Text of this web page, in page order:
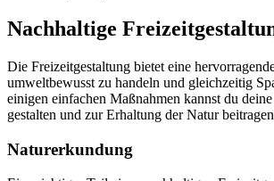
Nachhaltige
Die Freizeitgestaltung bietet eine
umweltbewusst zu handeln und gleichzeitig
einigen einfachen Maßnahmen kannst du
gestalten und zur Erhaltung der Natur
Naturerkundung